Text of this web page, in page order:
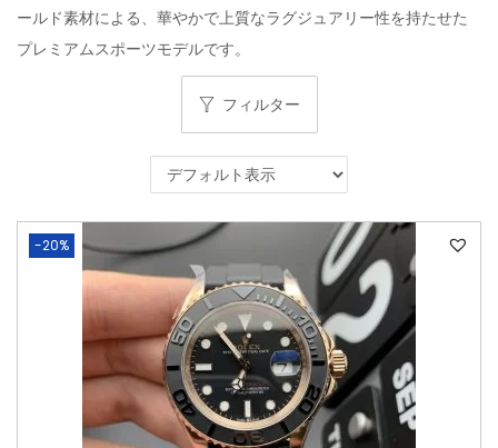
ールド素材による、華やかで上質なラグジュアリー性を持たせた
プレミアムスポーツモデルです。
フィルター
-20%